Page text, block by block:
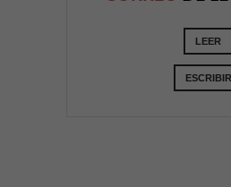
LEER
ESCRIBIR